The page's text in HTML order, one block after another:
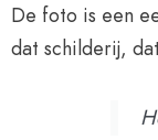
De foto is een
dat schilderij,